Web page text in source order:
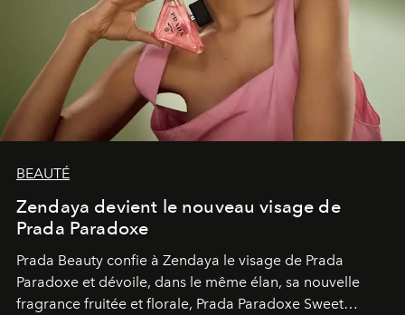
BEAUTÉ
Zendaya devient le nouveau visage de
Prada Paradoxe
Prada Beauty confie à Zendaya le visage de Prada
Paradoxe et dévoile, dans le même élan, sa nouvelle
fragrance fruitée et florale, Prada Paradoxe Sweet